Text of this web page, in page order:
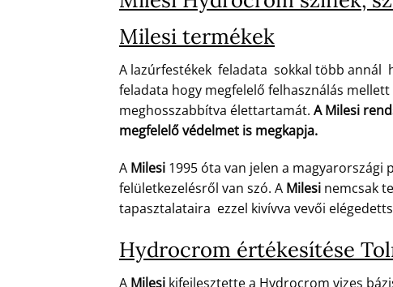
Milesi termékek
A lazúrfestékek feladata sokkal több annál
feladata hogy megfelelő felhasználás
meghosszabbítva élettartamát. A Milesi
megfelelő védelmet is megkapja.
A Milesi 1995 óta van jelen a
felületkezelésről van szó. A Milesi nemcsak
tapasztalataira ezzel kivívva vevői
Hydrocrom értékesítése
A Milesi kifejlesztette a Hydrocrom vizes